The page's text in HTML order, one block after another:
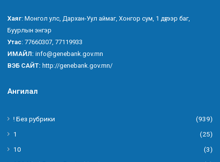
Хаяг: Монгол улс, Дархан-Уул аймаг, Хонгор сум, 1 дүгээр баг,
Буурлын энгэр
Утас: 77660307, 77119933
ИМАЙЛ: info@genebank.gov.mn
ВЭБ САЙТ: http://genebank.gov.mn/
Ангилал
! Без рубрики
(939)
1
(25)
10
(3)